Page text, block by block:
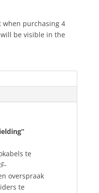
when purchasing 4
be visible in the
te
overspraak
te